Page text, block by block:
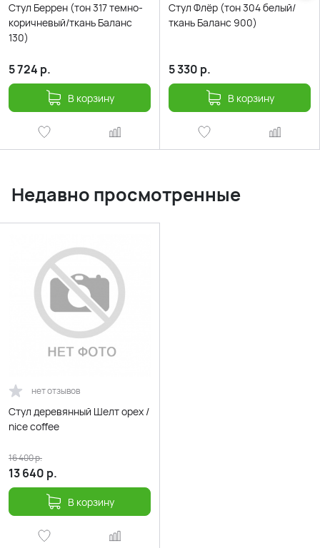
Стул Беррен (тон 317 темно-
коричневый/ткань Баланс
130)
5 724 р.
В корзину
Стул Флёр (тон 304 белый/
ткань Баланс 900)
5 330 р.
В корзину
Недавно просмотренные
нет отзывов
Стул деревянный Шелт орех /
nice coffee
13 640 р.
16 400р.
В корзину